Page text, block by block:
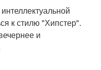
к стилю "Хипстер".
и